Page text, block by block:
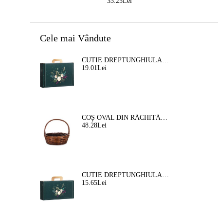
Cele mai Vândute
CUTIE DREPTUNGHIULARA DIN CARTON TIP "VALIZA" NATURA FERMECATA VERDE/AURIE, 34,2 X 25,0 X 11,5 CM, CV053M
19.01Lei
COȘ OVAL DIN RĂCHITĂ, MARO, 35X30X12 CM, SP609M
48.28Lei
CUTIE DREPTUNGHIULARA DIN CARTON TIP "VALIZA" NATURA FERMEATA VERDE/AURIE, 33,0 X 18,5 X 9,5 CM, CV053P
15.65Lei